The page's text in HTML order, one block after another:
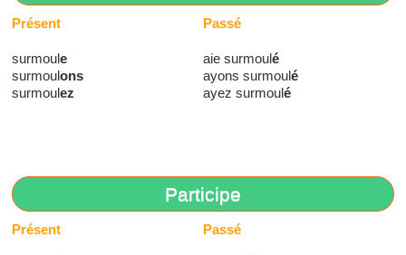
Présent
surmoule
surmoulons
surmoulez
Passé
aie surmoulé
ayons surmoulé
ayez surmoulé
Participe
Présent Passé